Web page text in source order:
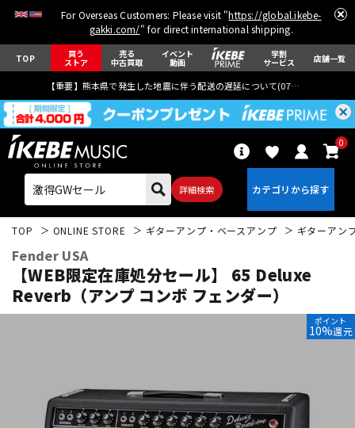
For Overseas Customers: Please visit "https://global.ikebe-
gakki.com/" for direct international shipping.
TOP 買う
ストア
売る
中古買取
イベント
動画
学割
サービス 店舗一覧
【重要】熊本県で発生した地震に伴う配送の遅延について(07月29日
詳細検索
0
TOP ONLINE STORE ギターアンプ・ベースアンプ ギターアン
Fender USA
【WEB限定在庫処分セール】 65 Deluxe
Reverb（アンプ コンボ フェンダー）
ポイント
10%還元